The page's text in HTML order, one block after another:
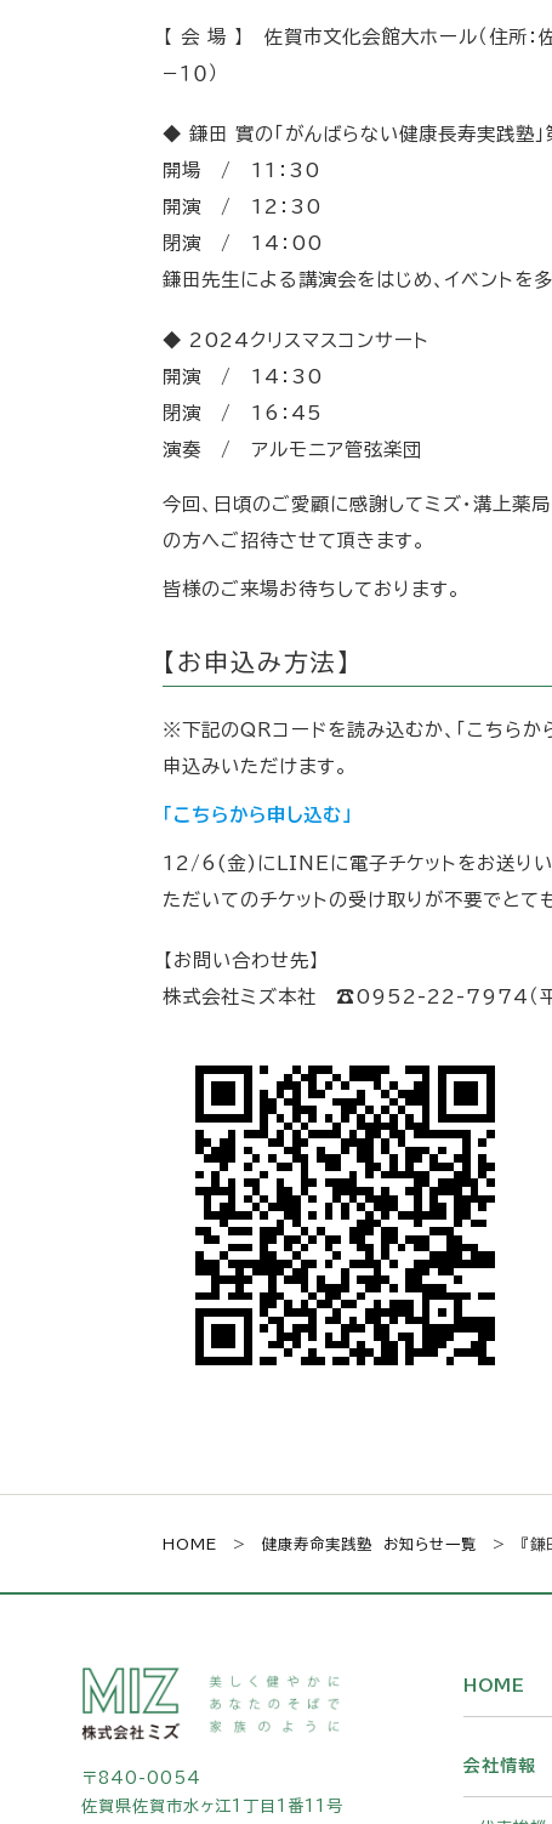
【 会 場 】 佐賀市文化会館大ホール（住所：
−１０）
◆ 鎌田 實の「がんばらない健康長寿実践塾
開場 / 11：30
開演 / 12：30
閉演 / 14：00
鎌田先生による講演会をはじめ、イベントを
◆ 2024クリスマスコンサート
開演 / 14：30
閉演 / 16：45
演奏 / アルモニア管弦楽団
今回、日頃のご愛顧に感謝してミズ・溝上薬
の方へご招待させて頂きます。
皆様のご来場お待ちしております。
【お申込み方法】
※下記のQRコードを読み込むか、「こちらか
申込みいただけます。
「こちらから申し込む」
12/6(金)にLINEに電子チケットをお送りい
ただいてのチケットの受け取りが不要でとて
【お問い合わせ先】
株式会社ミズ本社 ☎0952-22-7974（
HOME >健康寿命実践塾 お知らせ一覧 > 『鎌田
〒840-0054
佐賀県佐賀市水ヶ江1丁目1番11号
HOME
会社情報